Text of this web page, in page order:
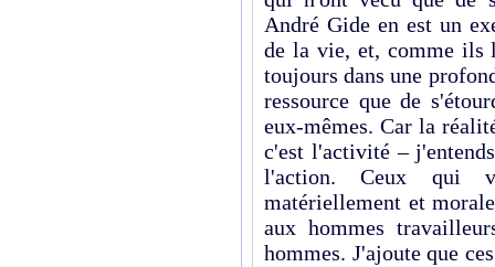
André Gide en est un
de la vie, et, comme ils
toujours dans une
ressource que de
eux-mêmes. Car la
c'est l'activité –
l'action. Ceux qui
matériellement et
aux hommes
hommes. J'ajoute que